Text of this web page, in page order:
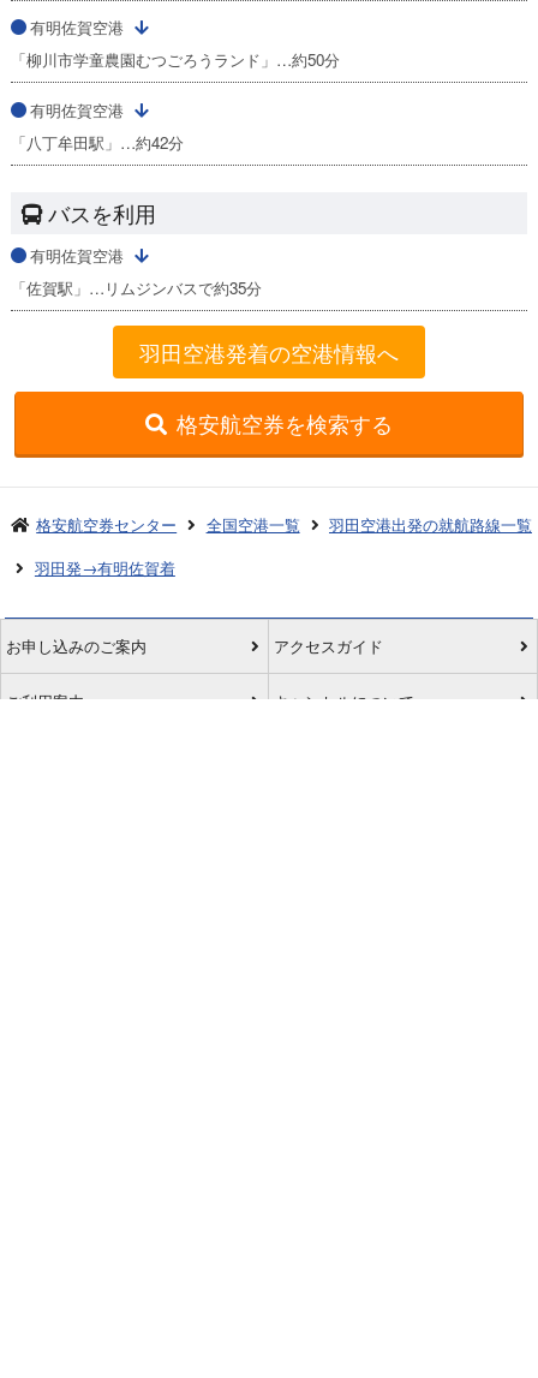
有明佐賀空港
「柳川市学童農園むつごろうランド」…約50分
有明佐賀空港
「八丁牟田駅」…約42分
バスを利用
有明佐賀空港
「佐賀駅」…リムジンバスで約35分
羽田空港発着の空港情報へ
格安航空券を検索する
格安航空券センター 全国空港一覧
羽田空港出発の就航路線一覧
羽田発→有明佐賀着
お申し込みのご案内 アクセスガイド
ご利用案内 キャンセルについて